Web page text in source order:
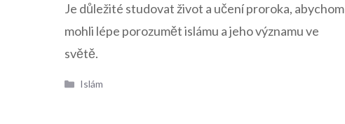
Je důležité studovat život a učení proroka, abychom
mohli lépe porozumět islámu a jeho významu ve
světě.
Rubriky
Islám